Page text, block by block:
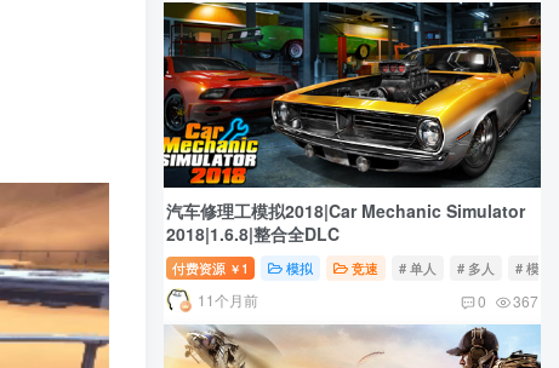
汽车修理工模拟2018|Car Mechanic Simulator
2018|1.6.8|整合全DLC
付费资源 ￥ 1 模拟 竞速 # 单人 # 多人 # 模拟
11个月前 0 367